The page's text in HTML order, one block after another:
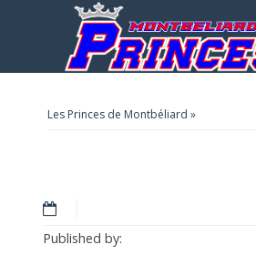
Les Princes de Montbéliard »
Published by: